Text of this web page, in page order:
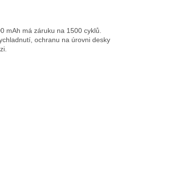
mAh má záruku na 1500 cyklů.
ochranu na úrovni desky